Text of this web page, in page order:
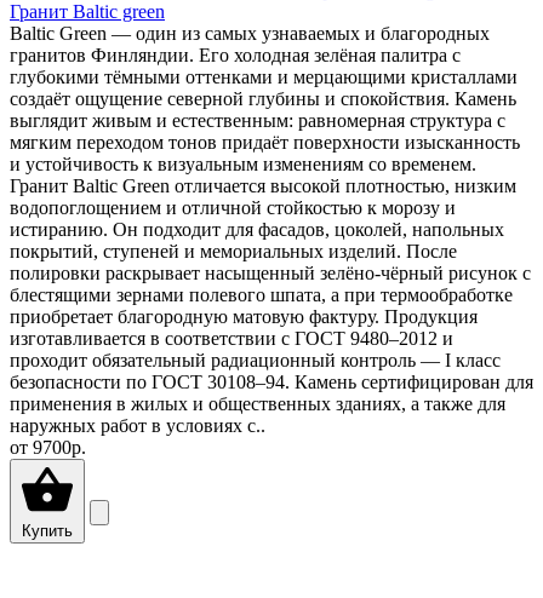
Гранит Baltic green
Baltic Green — один из самых узнаваемых и благородных
гранитов Финляндии. Его холодная зелёная палитра с
глубокими тёмными оттенками и мерцающими кристаллами
создаёт ощущение северной глубины и спокойствия. Камень
выглядит живым и естественным: равномерная структура с
мягким переходом тонов придаёт поверхности изысканность
и устойчивость к визуальным изменениям со временем.
Гранит Baltic Green отличается высокой плотностью, низким
водопоглощением и отличной стойкостью к морозу и
истиранию. Он подходит для фасадов, цоколей, напольных
покрытий, ступеней и мемориальных изделий. После
полировки раскрывает насыщенный зелёно-чёрный рисунок с
блестящими зернами полевого шпата, а при термообработке
приобретает благородную матовую фактуру. Продукция
изготавливается в соответствии с ГОСТ 9480–2012 и
проходит обязательный радиационный контроль — I класс
безопасности по ГОСТ 30108–94. Камень сертифицирован для
применения в жилых и общественных зданиях, а также для
наружных работ в условиях с..
от 9700р.
Купить